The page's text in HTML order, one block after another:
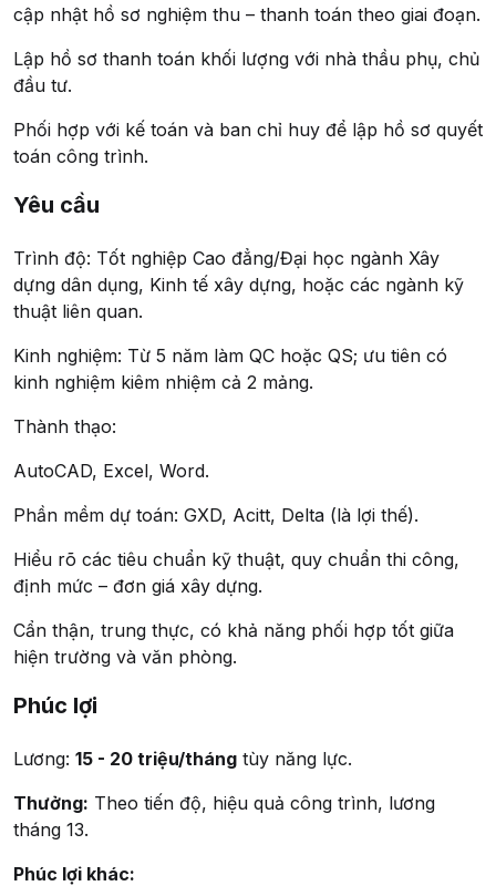
cập nhật hồ sơ nghiệm thu – thanh toán theo giai đoạn.
Lập hồ sơ thanh toán khối lượng với nhà thầu phụ, chủ
đầu tư.
Phối hợp với kế toán và ban chỉ huy để lập hồ sơ quyết
toán công trình.
Yêu cầu
Trình độ: Tốt nghiệp Cao đẳng/Đại học ngành Xây
dựng dân dụng, Kinh tế xây dựng, hoặc các ngành kỹ
thuật liên quan.
Kinh nghiệm: Từ 5 năm làm QC hoặc QS; ưu tiên có
kinh nghiệm kiêm nhiệm cả 2 mảng.
Thành thạo:
AutoCAD, Excel, Word.
Phần mềm dự toán: GXD, Acitt, Delta (là lợi thế).
Hiểu rõ các tiêu chuẩn kỹ thuật, quy chuẩn thi công,
định mức – đơn giá xây dựng.
Cẩn thận, trung thực, có khả năng phối hợp tốt giữa
hiện trường và văn phòng.
Phúc lợi
Lương: 15 - 20 triệu/tháng tùy năng lực.
Thưởng: Theo tiến độ, hiệu quả công trình, lương
tháng 13.
Phúc lợi khác: